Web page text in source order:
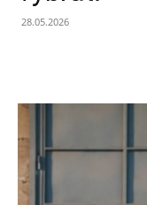
28.05.2026